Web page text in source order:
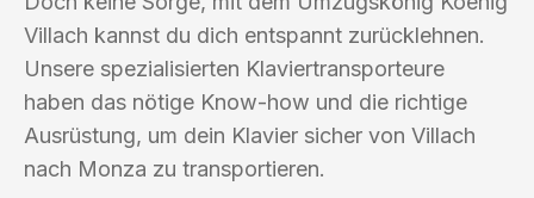
Villach kannst du dich entspannt zurücklehnen.
Unsere spezialisierten Klaviertransporteure
haben das nötige Know-how und die richtige
Ausrüstung, um dein Klavier sicher von Villach
nach Monza zu transportieren.